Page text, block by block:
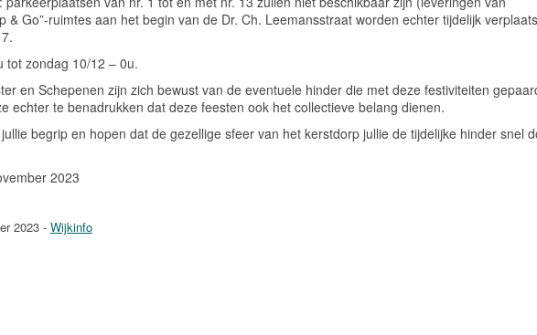
& Go”-ruimtes aan het begin van de Dr. Ch. Leemansstraat worden echter tijdelijk
zondag 10/12 – 0u.
en Schepenen zijn zich bewust van de eventuele hinder die met deze festiviteiten
echter te benadrukken dat deze feesten ook het collectieve belang dienen.
begrip en hopen dat de gezellige sfeer van het kerstdorp jullie de tijdelijke hinder snel
2023
2023 - Wijkinfo